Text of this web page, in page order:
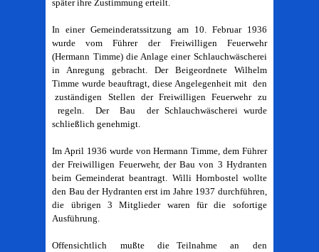
später ihre Zustimmung erteilt.
In einer Gemeinderatssitzung am 10. Februar 1936
wurde vom Führer der Freiwilligen Feuerwehr
(Hermann Timme) die Anlage einer Schlauchwäscherei
in Anregung gebracht. Der Beigeordnete Wilhelm
Timme wurde beauftragt, diese Angelegenheit mit den
zuständigen Stellen der Freiwilligen Feuerwehr zu
regeln. Der Bau der Schlauchwäscherei wurde
schließlich genehmigt.
Im April 1936 wurde von Hermann Timme, dem Führer
der Freiwilligen Feuerwehr, der Bau von 3 Hydranten
beim Gemeinderat beantragt. Willi Hornbostel wollte
den Bau der Hydranten erst im Jahre 1937 durchführen,
die übrigen 3 Mitglieder waren für die sofortige
Ausführung.
Offensichtlich mußte die Teilnahme an den